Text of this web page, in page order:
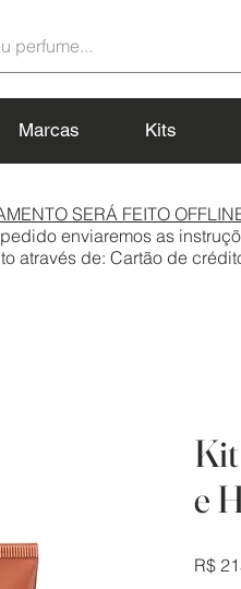
Marcas Kits
SERÁ FEITO
enviaremos as
através de: Cartão de
e
R$